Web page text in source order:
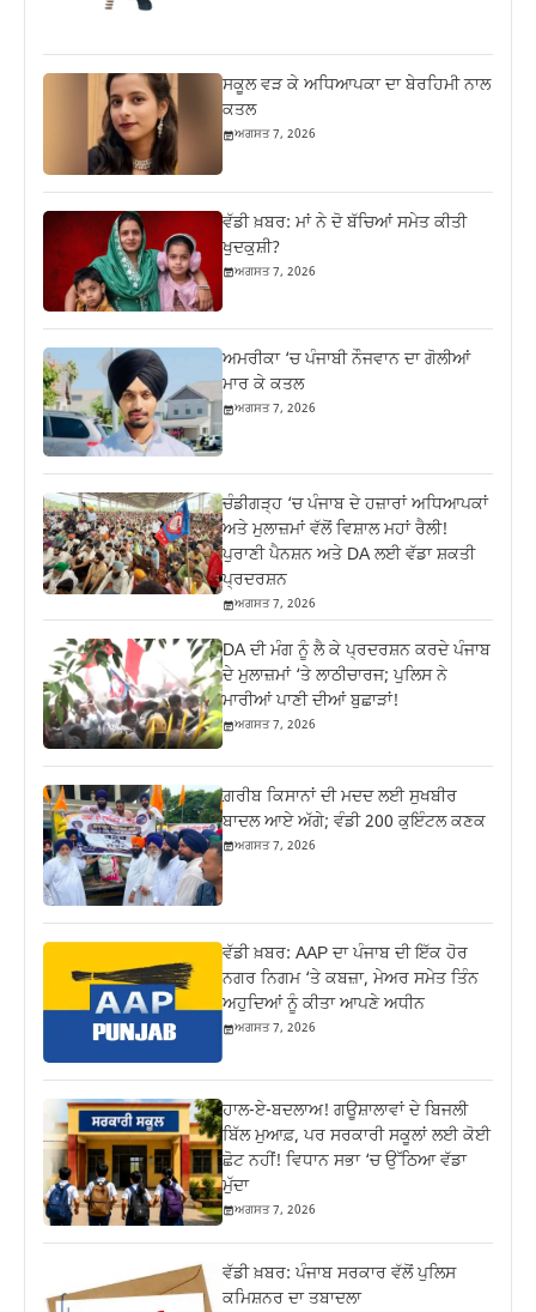
ਸਕੂਲ ਵੜ ਕੇ ਅਧਿਆਪਕਾ ਦਾ ਬੇਰਹਿਮੀ ਨਾਲ
ਕਤਲ
ਅਗਸਤ 7, 2026
ਵੱਡੀ ਖ਼ਬਰ: ਮਾਂ ਨੇ ਦੋ ਬੱਚਿਆਂ ਸਮੇਤ ਕੀਤੀ
ਖੁਦਕੁਸ਼ੀ?
ਅਗਸਤ 7, 2026
ਅਮਰੀਕਾ ‘ਚ ਪੰਜਾਬੀ ਨੌਜਵਾਨ ਦਾ ਗੋਲੀਆਂ
ਮਾਰ ਕੇ ਕਤਲ
ਅਗਸਤ 7, 2026
ਚੰਡੀਗੜ੍ਹ ‘ਚ ਪੰਜਾਬ ਦੇ ਹਜ਼ਾਰਾਂ ਅਧਿਆਪਕਾਂ
ਅਤੇ ਮੁਲਾਜ਼ਮਾਂ ਵੱਲੋਂ ਵਿਸ਼ਾਲ ਮਹਾਂ ਰੈਲੀ!
ਪੁਰਾਣੀ ਪੈਨਸ਼ਨ ਅਤੇ DA ਲਈ ਵੱਡਾ ਸ਼ਕਤੀ
ਪ੍ਰਦਰਸ਼ਨ
ਅਗਸਤ 7, 2026
DA ਦੀ ਮੰਗ ਨੂੰ ਲੈ ਕੇ ਪ੍ਰਦਰਸ਼ਨ ਕਰਦੇ ਪੰਜਾਬ
ਦੇ ਮੁਲਾਜ਼ਮਾਂ ‘ਤੇ ਲਾਠੀਚਾਰਜ; ਪੁਲਿਸ ਨੇ
ਮਾਰੀਆਂ ਪਾਣੀ ਦੀਆਂ ਬੁਛਾੜਾਂ!
ਅਗਸਤ 7, 2026
ਗ਼ਰੀਬ ਕਿਸਾਨਾਂ ਦੀ ਮਦਦ ਲਈ ਸੁਖਬੀਰ
ਬਾਦਲ ਆਏ ਅੱਗੇ; ਵੰਡੀ 200 ਕੁਇੰਟਲ ਕਣਕ
ਅਗਸਤ 7, 2026
ਵੱਡੀ ਖ਼ਬਰ: AAP ਦਾ ਪੰਜਾਬ ਦੀ ਇੱਕ ਹੋਰ
ਨਗਰ ਨਿਗਮ ‘ਤੇ ਕਬਜ਼ਾ, ਮੇਅਰ ਸਮੇਤ ਤਿੰਨ
ਅਹੁਦਿਆਂ ਨੂੰ ਕੀਤਾ ਆਪਣੇ ਅਧੀਨ
ਅਗਸਤ 7, 2026
ਹਾਲ-ਏ-ਬਦਲਾਅ! ਗਊਸ਼ਾਲਾਵਾਂ ਦੇ ਬਿਜਲੀ
ਬਿੱਲ ਮੁਆਫ਼, ਪਰ ਸਰਕਾਰੀ ਸਕੂਲਾਂ ਲਈ ਕੋਈ
ਛੋਟ ਨਹੀਂ! ਵਿਧਾਨ ਸਭਾ ‘ਚ ਉੱਠਿਆ ਵੱਡਾ
ਮੁੱਦਾ
ਅਗਸਤ 7, 2026
ਵੱਡੀ ਖ਼ਬਰ: ਪੰਜਾਬ ਸਰਕਾਰ ਵੱਲੋਂ ਪੁਲਿਸ
ਕਮਿਸ਼ਨਰ ਦਾ ਤਬਾਦਲਾ